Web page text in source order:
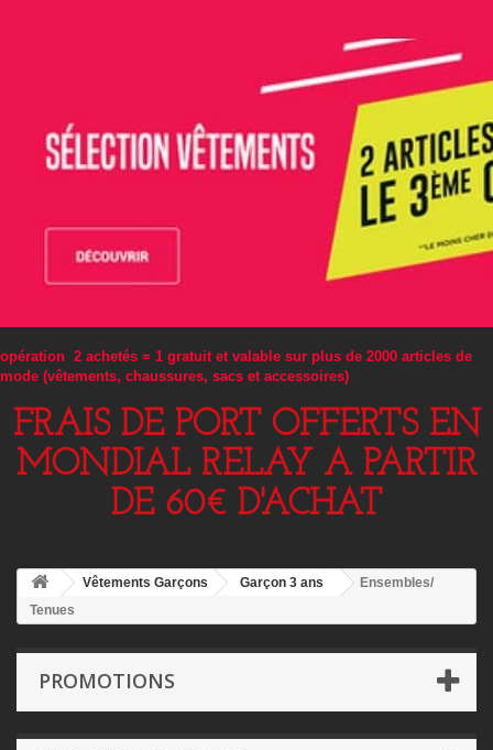
opération 2 achetés = 1 gratuit et valable sur plus de 2000 articles de
mode (vêtements, chaussures, sacs et accessoires)
FRAIS DE PORT OFFERTS EN
MONDIAL RELAY A PARTIR
DE 60€ D'ACHAT
Vêtements Garçons Garçon 3 ans
Ensembles/
Tenues
PROMOTIONS